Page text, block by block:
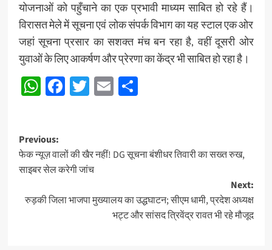
योजनाओं को पहुँचाने का एक प्रभावी माध्यम साबित हो रहे हैं।
विरासत मेले में सूचना एवं लोक संपर्क विभाग का यह स्टाल एक ओर
जहां सूचना प्रसार का सशक्त मंच बन रहा है, वहीं दूसरी ओर
युवाओं के लिए आकर्षण और प्रेरणा का केंद्र भी साबित हो रहा है।
WhatsApp
Facebook
Twitter
EmailShare
Post
navigation
Previous:
फेक न्यूज़ वालों की खैर नहीं! DG सूचना बंशीधर तिवारी का सख्त रुख,
साइबर सेल करेगी जांच
Next:
रुड़की जिला भाजपा मुख्यालय का उद्धघाटन; सीएम धामी, प्रदेश अध्यक्ष
भट्ट और सांसद त्रिवेंद्र रावत भी रहे मौजूद